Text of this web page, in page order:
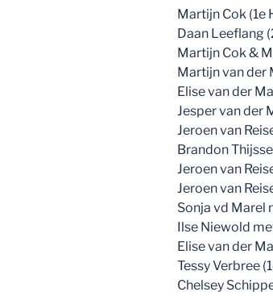
Martijn Cok (1e
Daan Leeflang
Martijn Cok &
Martijn van der
Elise van der
Jesper van der
Jeroen van
Brandon
Jeroen van
Jeroen van
Sonja vd Marel
Ilse Niewold
Elise van der
Tessy Verbree
Chelsey